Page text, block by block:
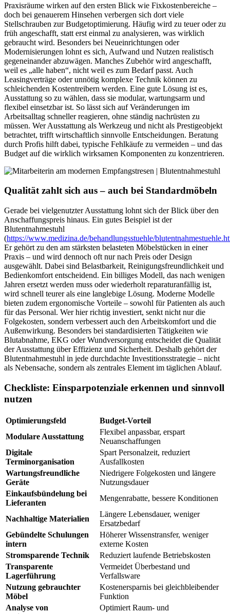
Praxisräume wirken auf den ersten Blick wie Fixkostenbereiche –
doch bei genauerem Hinsehen verbergen sich dort viele
Stellschrauben zur Budgetoptimierung. Häufig wird zu teuer oder zu
früh angeschafft, statt erst einmal zu analysieren, was wirklich
gebraucht wird. Besonders bei Neueinrichtungen oder
Modernisierungen lohnt es sich, Aufwand und Nutzen realistisch
gegeneinander abzuwägen. Manches Zubehör wird angeschafft,
weil es „alle haben“, nicht weil es zum Bedarf passt. Auch
Leasingverträge oder unnötig komplexe Technik können zu
schleichenden Kostentreibern werden. Eine gute Lösung ist es,
Ausstattung so zu wählen, dass sie modular, wartungsarm und
flexibel einsetzbar ist. So lässt sich auf Veränderungen im
Arbeitsalltag schneller reagieren, ohne ständig nachrüsten zu
müssen. Wer Ausstattung als Werkzeug und nicht als Prestigeobjekt
betrachtet, trifft wirtschaftlich sinnvolle Entscheidungen. Beratung
durch Profis hilft dabei, typische Fehlkäufe zu vermeiden – und das
Budget auf die wirklich wirksamen Komponenten zu konzentrieren.
Qualität zahlt sich aus – auch bei Standardmöbeln
Gerade bei vielgenutzter Ausstattung lohnt sich der Blick über den
Anschaffungspreis hinaus. Ein gutes Beispiel ist der
Blutentnahmestuhl
(https://www.medizina.de/behandlungsstuehle/
Er gehört zu den am stärksten belasteten Möbelstücken in einer
Praxis – und wird dennoch oft nur nach Preis oder Design
ausgewählt. Dabei sind Belastbarkeit, Reinigungsfreundlichkeit und
Bedienkomfort entscheidend. Ein billiges Modell, das nach wenigen
Jahren ersetzt werden muss oder wiederholt reparaturanfällig ist,
wird schnell teurer als eine langlebige Lösung. Moderne Modelle
bieten zudem ergonomische Vorteile – sowohl für Patienten als auch
für das Personal. Wer hier richtig investiert, senkt nicht nur die
Folgekosten, sondern verbessert auch den Arbeitskomfort und die
Außenwirkung. Besonders bei standardisierten Tätigkeiten wie
Blutabnahme, EKG oder Wundversorgung entscheidet die Qualität
der Ausstattung über Effizienz und Sicherheit. Deshalb gehört der
Blutentnahmestuhl in jede durchdachte Investitionsstrategie – nicht
als Nebensache, sondern als zentrales Element im täglichen Ablauf.
Checkliste: Einsparpotenziale erkennen und sinnvoll
nutzen
Optimierungsfeld
Budget-Vorteil
Modulare Ausstattung
Flexibel anpassbar, erspart
Neuanschaffungen
Digitale
Terminorganisation
Spart Personalzeit, reduziert
Ausfallkosten
Wartungsfreundliche
Geräte
Niedrigere Folgekosten und längere
Nutzungsdauer
Einkaufsbündelung bei
Lieferanten
Mengenrabatte, bessere Konditionen
Nachhaltige Materialien
Längere Lebensdauer, weniger
Ersatzbedarf
Gebündelte Schulungen
intern
Höherer Wissenstransfer, weniger
externe Kosten
Stromsparende Technik
Reduziert laufende Betriebskosten
Transparente
Lagerführung
Vermeidet Überbestand und
Verfallsware
Nutzung gebrauchter
Möbel
Kostenersparnis bei gleichbleibender
Funktion
Analyse von
Optimiert Raum- und